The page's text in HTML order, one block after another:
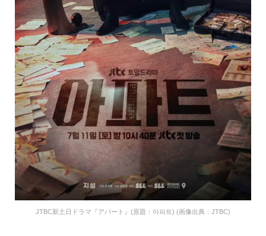
JTBC新土日ドラマ『アパート』(原題：아파트) (画像出典：JTBC)